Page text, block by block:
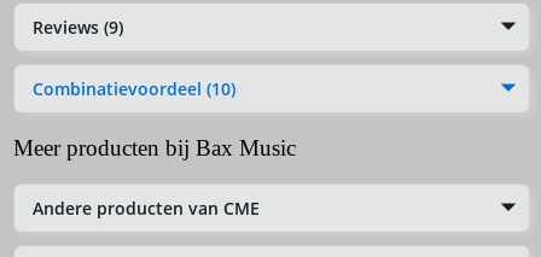
Reviews (9)
Combinatievoordeel (10)
Meer producten bij Bax Music
Andere producten van CME